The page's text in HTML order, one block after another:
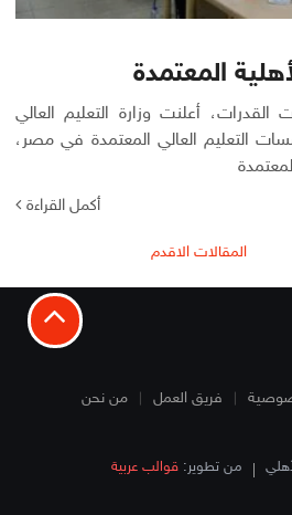
المعتمدة
القدرات، أعلنت وزارة التعليم العالي
التعليم العالي المعتمدة في مصر،
أكمل القراءة
المقالات الاقدم
فريق العمل من نحن
من تطوير:قوالب عربية